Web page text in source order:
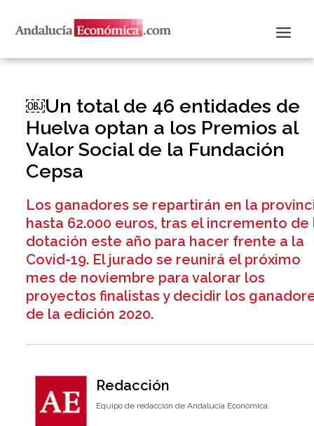
￼Un total de 46 entidades de
Huelva optan a los Premios al
Valor Social de la Fundación
Cepsa
Los ganadores se repartirán en la
hasta 62.000 euros, tras el incremento de
dotación este año para hacer frente a la
Covid-19. El jurado se reunirá el próximo
mes de noviembre para valorar los
proyectos finalistas y decidir los
de la edición 2020.
Redacción
Equipo de redacción de Andalucía Económica.